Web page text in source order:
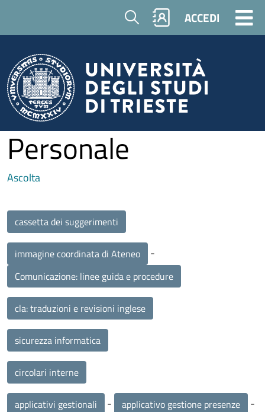
Cerca ACCEDI
Personale
Ascolta
cassetta dei suggerimenti
immagine coordinata di Ateneo -
Comunicazione: linee guida e procedure
cla: traduzioni e revisioni inglese
sicurezza informatica
circolari interne
applicativi gestionali - applicativo gestione presenze -